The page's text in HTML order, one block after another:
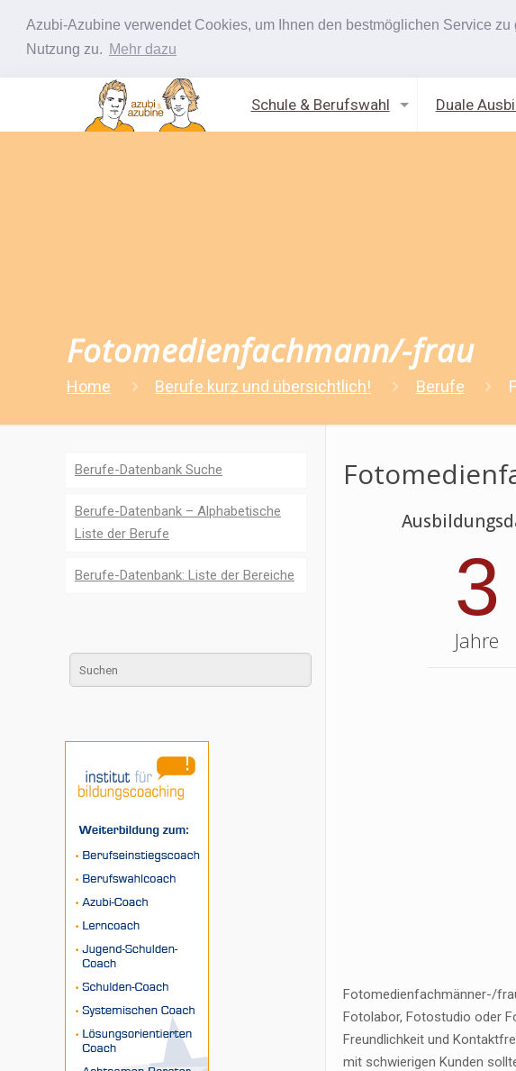
Azubi-Azubine verwendet Cookies, um Ihnen den bestmöglichen Service
Nutzung zu. Mehr dazu
Schule & Berufswahl Duale
Fotomedienfachmann/-frau
Home Berufe kurz und übersichtlich! Berufe
3
Jahre
Fotomedienfachmänner-/
Fotolabor, Fotostudio oder
Freundlichkeit und
mit schwierigen Kunden
Berufe-Datenbank Suche
Berufe-Datenbank – Alphabetische
Liste der Berufe
Berufe-Datenbank: Liste der Bereiche